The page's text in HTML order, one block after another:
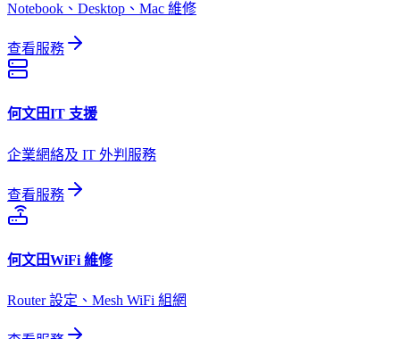
Notebook、Desktop、Mac 維修
查看服務
何文田IT 支援
企業網絡及 IT 外判服務
查看服務
何文田WiFi 維修
Router 設定、Mesh WiFi 組網